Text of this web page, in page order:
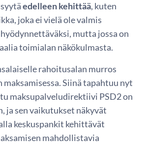
edelleen kehittää, kuten
joka ei vielä ole valmis
mutta jossa on
toimialan näkökulmasta.
rahoitusalan murros
maksamisessa. Siinä tapahtuu nyt
maksupalveludirektiivi PSD2 on
ja sen vaikutukset näkyvät
keskuspankit kehittävät
mahdollistavia